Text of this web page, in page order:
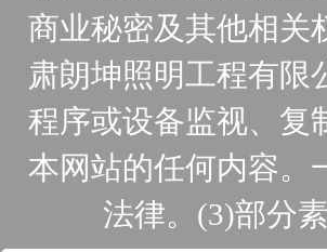
商业秘密及其他相关
肃朗坤照明工程有限
程序或设备监视、复
本网站的任何内容。
法律。(3)部分